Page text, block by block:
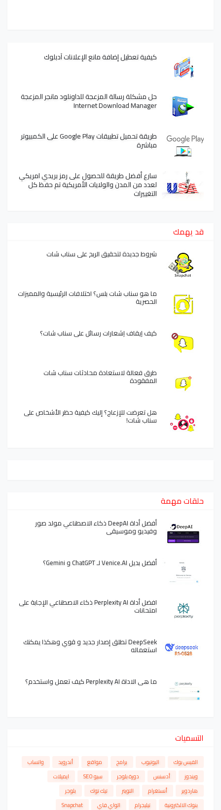
كيفية تعطيل إضافة مانع الإعلانات آدبلوك
حل مشكلة رسالة المزعجة للداونلود مانجر المزعجة
Internet Download Manager
طريقة تحميل تطبيقات Google Play على الكمبيوتر
مباشرة
سارع أفضل طريقة للحصول على رمز بريدي امريكي
لعدد من المدن والولايات الأمريكية تم حفظ كل
التغييرات
قد يهمك
شروط جديدة لتحقيق الربح على سناب شات
ما هو سناب شات بلس؟ اختلافات الرئيسية والمميزات
الحصرية
كيف إيقاف إشعارات رسائل على سناب شات؟
طرق فعالة لاستعادة محادثات سناب شات
المفقودة
هل تعرضت للإزعاج؟ إليك كيفية حظر الأشخاص على
سناب شات!
حلقات مهمة
أفضل أداة DeepAI ذكاء الاصطناعي مولد صور
وفيديو وموسيقى
أفضل بديل Venice.AI لـ ChatGPT و Gemini؟
افضل أداة Perplexity AI ذكاء الاصطناعي الإجابة على
امتحانات
DeepSeek تطلق إصدار جديد و قوي وهكذا يمكنك
استعماله
ما هي الاداة Perplexity AI كيف تعمل واستخدم؟
التسميات
الفيس بوك اليوتيوب برامج مواقع أندرويد
واتساب
ويندوز
أدسنس دورة بلوجر سيو SEO
ايميلات
هاردوير
أنستغرام التويتر تيك توك
بلوجر
بنوك الالكترونية
تيليجرام الواي فاي Snapchat